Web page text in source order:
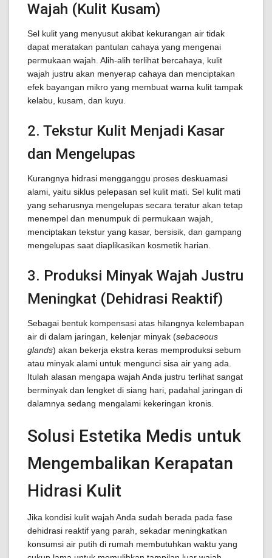
Wajah (Kulit Kusam)
Sel kulit yang menyusut akibat kekurangan air tidak
dapat meratakan pantulan cahaya yang mengenai
permukaan wajah. Alih-alih terlihat bercahaya, kulit
wajah justru akan menyerap cahaya dan menciptakan
efek bayangan mikro yang membuat warna kulit tampak
kelabu, kusam, dan kuyu.
2. Tekstur Kulit Menjadi Kasar
dan Mengelupas
Kurangnya hidrasi mengganggu proses deskuamasi
alami, yaitu siklus pelepasan sel kulit mati. Sel kulit mati
yang seharusnya mengelupas secara teratur akan tetap
menempel dan menumpuk di permukaan wajah,
menciptakan tekstur yang kasar, bersisik, dan gampang
mengelupas saat diaplikasikan kosmetik harian.
3. Produksi Minyak Wajah Justru
Meningkat (Dehidrasi Reaktif)
Sebagai bentuk kompensasi atas hilangnya kelembapan
air di dalam jaringan, kelenjar minyak (sebaceous
glands) akan bekerja ekstra keras memproduksi sebum
atau minyak alami untuk mengunci sisa air yang ada.
Itulah alasan mengapa wajah Anda justru terlihat sangat
berminyak dan lengket di siang hari, padahal jaringan di
dalamnya sedang mengalami kekeringan kronis.
Solusi Estetika Medis untuk
Mengembalikan Kerapatan
Hidrasi Kulit
Jika kondisi kulit wajah Anda sudah berada pada fase
dehidrasi reaktif yang parah, sekadar meningkatkan
konsumsi air putih di rumah membutuhkan waktu yang